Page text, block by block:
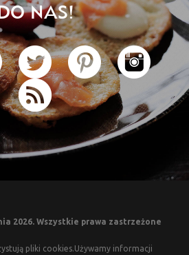
NAS!
2026. Wszystkie prawa zastrzeżone
pliki cookies.Używamy informacji